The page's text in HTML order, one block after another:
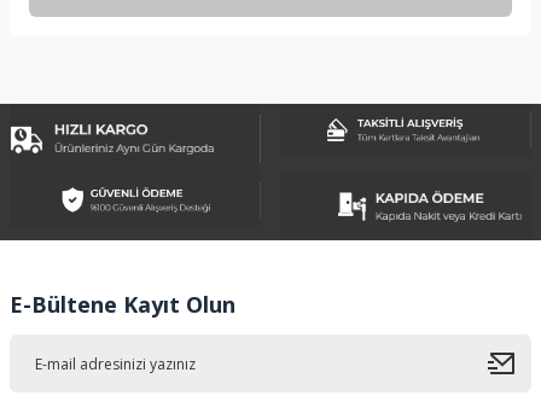
Görüş ve önerileriniz için teşekkür ederiz.
Ürün açıklamasında eksik bilgiler bulunuyor.
Ürün bilgilerinde hatalar bulunuyor.
Bu ürüne benzer farklı alternatifler olmalı.
E-Bültene Kayıt Olun